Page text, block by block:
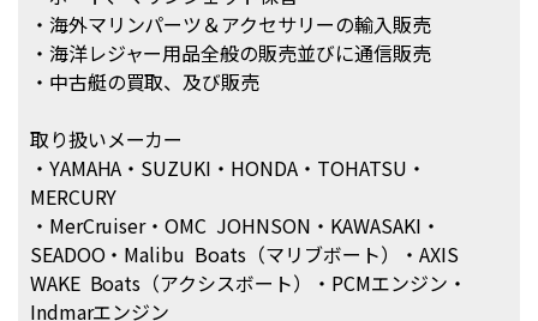
・海外マリンパーツ＆アクセサリーの輸入販売
・海洋レジャー用品全般の販売並びに通信販売
・中古艇の買取、及び販売
取り扱いメーカー
・YAMAHA・SUZUKI・HONDA・TOHATSU・
MERCURY
・MerCruiser・OMC JOHNSON・KAWASAKI・
SEADOO・Malibu Boats（マリブボート）・AXIS
WAKE Boats（アクシスボート）・PCMエンジン・
Indmarエンジン